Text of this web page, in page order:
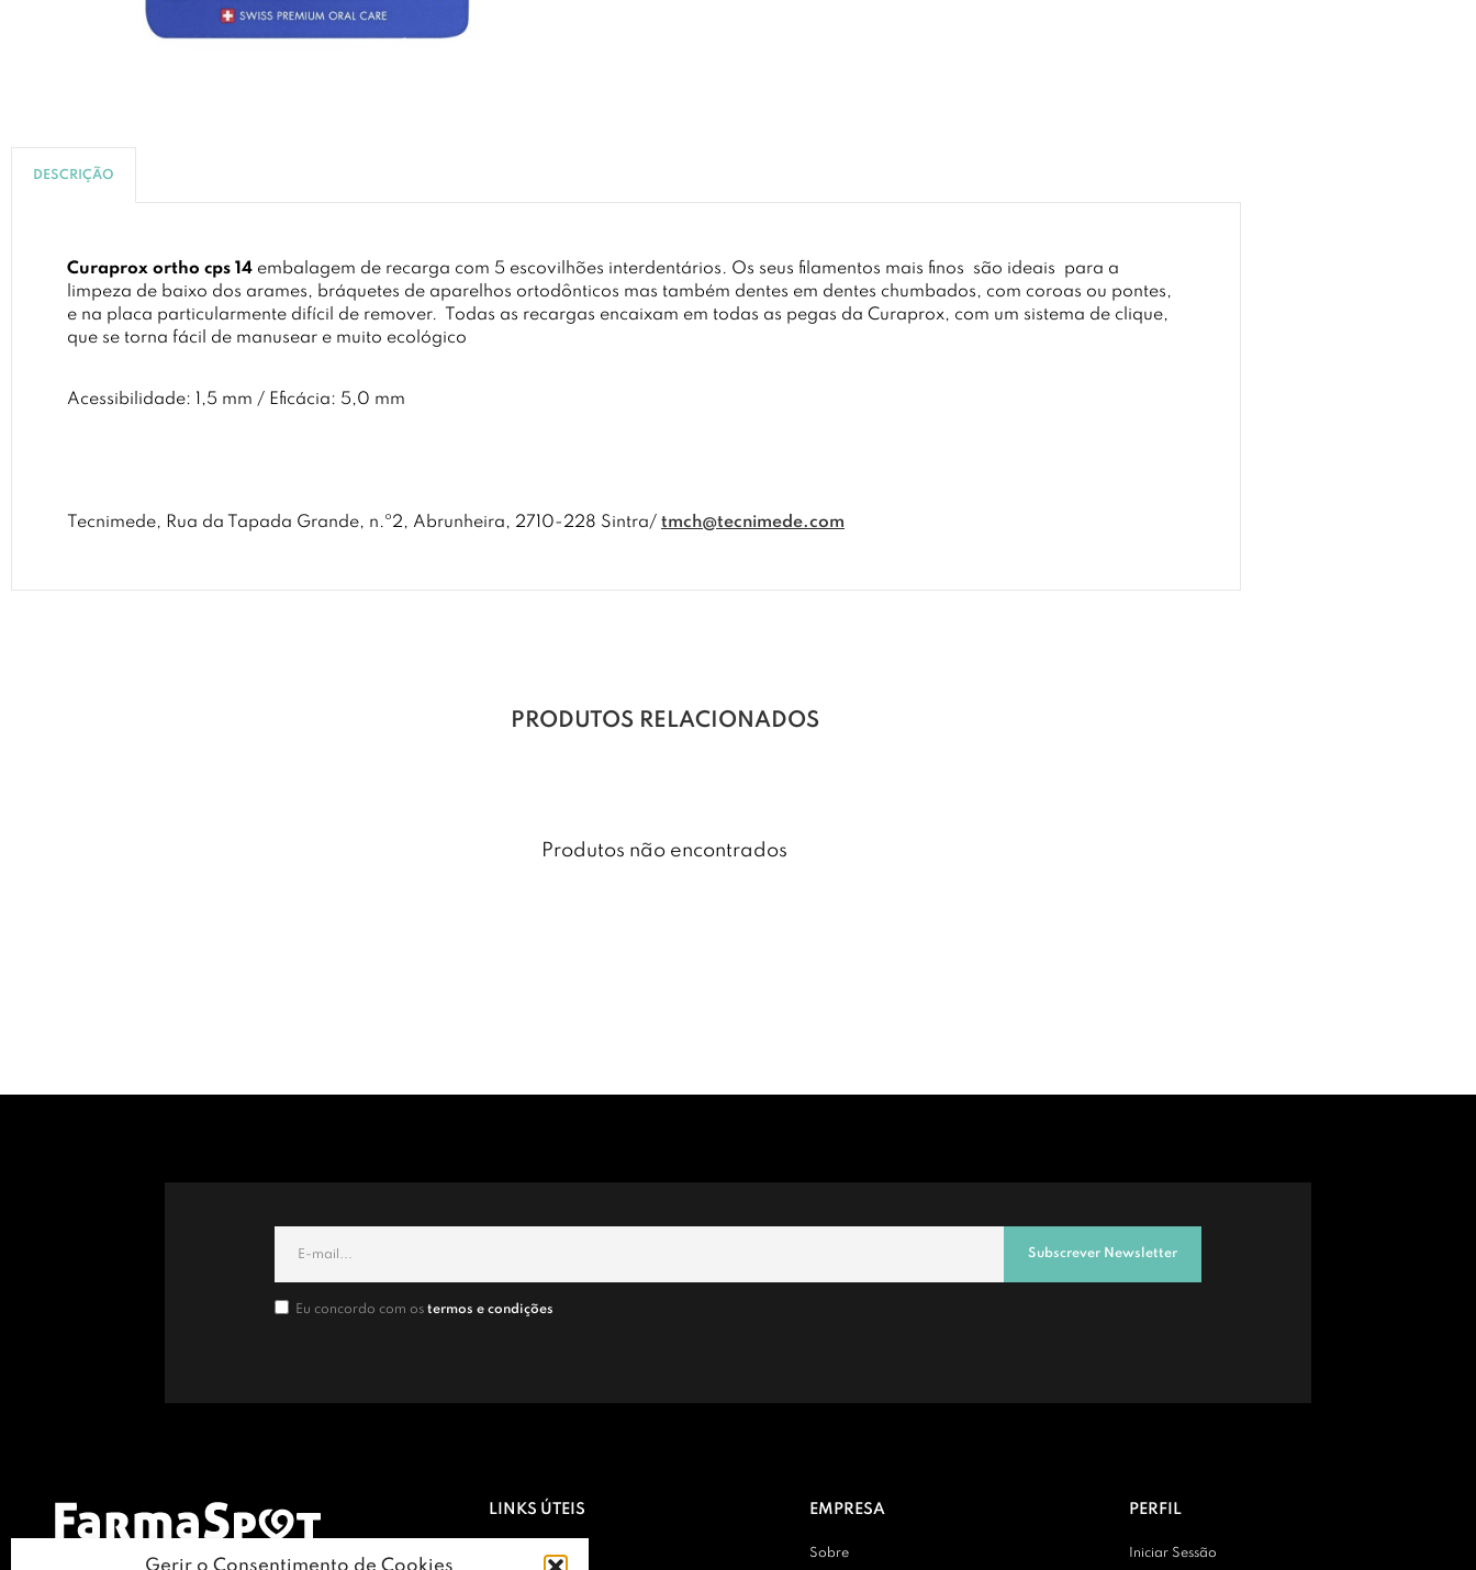
Gerir o Consentimento de Cookies
DESCRIÇÃO
Curaprox ortho cps 14 embalagem de recarga com 5 escovilhões interdentários. Os seus filamentos mais finos são ideais
para a
limpeza de baixo dos arames, bráquetes de aparelhos ortodônticos mas também dentes em dentes chumbados, com coroas ou pontes,
e na placa particularmente difícil de remover.
Todas as recargas encaixam em todas as pegas da Curaprox, com um sistema de clique,
que se torna fácil de manusear e muito ecológico
Acessibilidade: 1,5 mm / Eficácia: 5,0 mm
Tecnimede, Rua da Tapada Grande, n.º2, Abrunheira, 2710-228 Sintra/ tmch@tecnimede.com
PRODUTOS RELACIONADOS
Produtos não encontrados
Subscrever Newsletter
Eu concordo com os termos e condições
LINKS ÚTEIS
Contactos
EMPRESA
Sobre
PERFIL
Iniciar Sessão